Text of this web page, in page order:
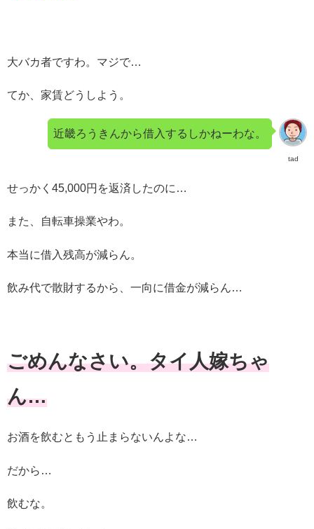
大バカ者ですわ。マジで…
てか、家賃どうしよう。
tad
近畿ろうきんから借入するしかねーわな。
せっかく45,000円を返済したのに…
また、自転車操業やわ。
本当に借入残高が減らん。
飲み代で散財するから、一向に借金が減らん…
ごめんなさい。タイ人嫁ちゃ
ん…
お酒を飲むともう止まらないんよな…
だから…
飲むな。